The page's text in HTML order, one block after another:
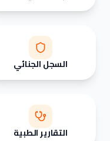
السجل الجنائي
التقارير الطبية